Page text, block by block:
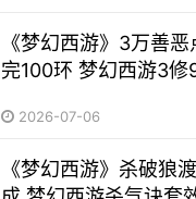
《梦幻西游》3万善
完100环 梦幻西游3修
2026-07-06
《梦幻西游》杀破狼